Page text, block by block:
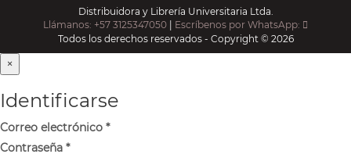
Distribuidora y Librería Universitaria Ltda.
Llámanos: +57 3125347050
Escríbenos por WhatsApp:
Todos los derechos reservados - Copyright © 2026
×
Identificarse
Correo electrónico *
Contraseña *